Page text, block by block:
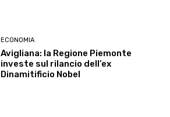
ECONOMIA
Avigliana: la Regione Piemonte
investe sul rilancio dell’ex
Dinamitificio Nobel